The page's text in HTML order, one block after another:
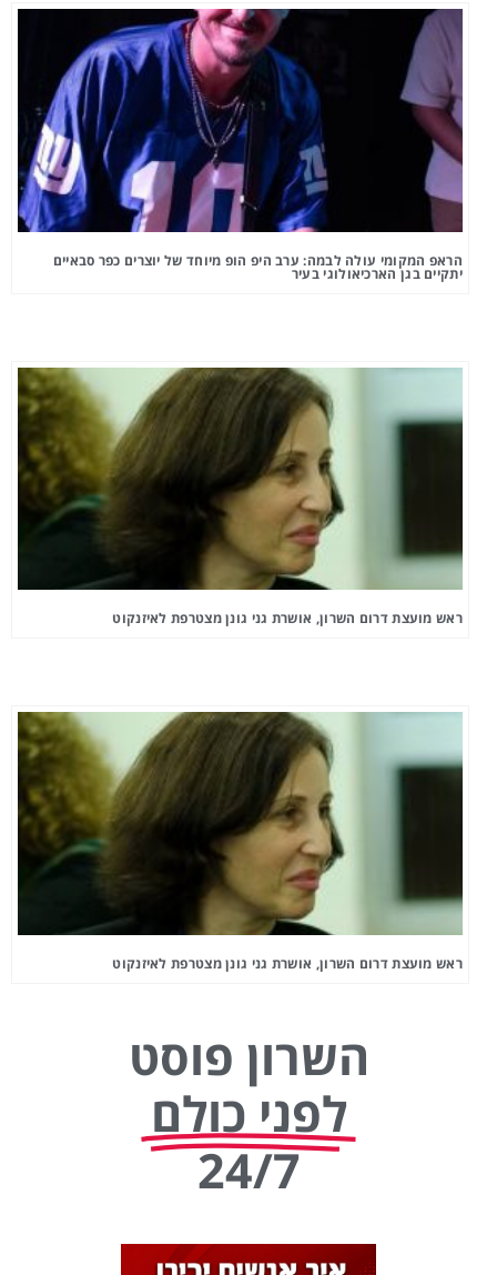
הראפ המקומי עולה לבמה: ערב היפ הופ מיוחד של יוצרים כפר סבאיים
יתקיים בגן הארכיאולוגי בעיר
ראש מועצת דרום השרון, אושרת גני גונן מצטרפת לאיזנקוט
ראש מועצת דרום השרון, אושרת גני גונן מצטרפת לאיזנקוט
השרון פוסט
לפני כולם
24/7